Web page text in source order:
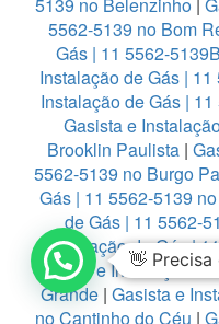
5139 no Belenzinho |
5562-5139 no Bom
Gás | 11 5562-
Instalação de Gás |
Instalação de Gás |
Gasista e
Brooklin Paulista |
5562-5139 no Burgo
Gás | 11 5562-5139
de Gás | 11 5562-
Instalação de Gás |
Gasista e Instalação
Grande| Gasista e
no Cantinho do Céu |
👋 Precisa